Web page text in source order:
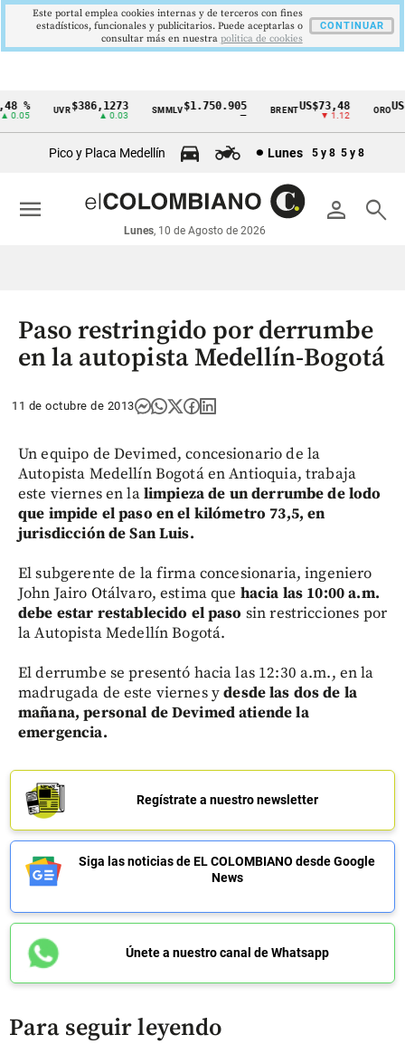
Cintillo
económicos
Colombia
% UVR$386,1273
▲ 0.03
SMMLV $1.750.905 BRENTUS$73,48
▼ 1.12
ORO
Pico y Placa Medellín Lunes 5 y 8 5 y 8
person search
Lunes, 10 de Agosto de 2026
menu
Paso restringido por derrumbe
en la autopista Medellín-Bogotá
11 de octubre de 2013
Un equipo de Devimed, concesionario de la
Autopista Medellín Bogotá en Antioquia, trabaja
este viernes en lalimpieza de un derrumbe de lodo
que impide el paso en el kilómetro 73,5, en
jurisdicción de San Luis.
El subgerente de la firma concesionaria, ingeniero
John Jairo Otálvaro, estima que hacia las 10:00 a.m.
debe estar restablecido el paso sin restricciones por
la Autopista Medellín Bogotá.
El derrumbe se presentó hacia las 12:30 a.m., en la
madrugada de este viernes ydesde las dos de la
mañana, personal de Devimed atiende la
emergencia.
Regístrate a nuestro newsletter
Siga las noticias de EL COLOMBIANO desde Google
News
Únete a nuestro canal de Whatsapp
Para seguir leyendo
Este portal emplea cookies internas y de terceros con fines
estadísticos, funcionales y publicitarios. Puede aceptarlas o
consultar más en nuestra politica de cookies
CONTINUAR